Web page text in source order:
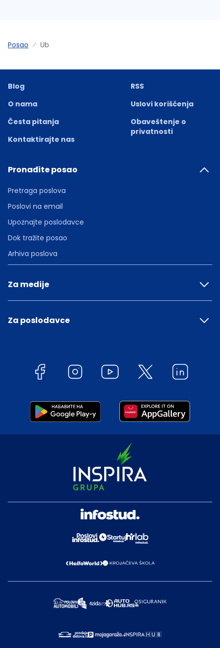
Posao Ub
Blog
O nama
Česta pitanja
Kontaktirajte nas
RSS
Uslovi korišćenja
Obaveštenje o
privatnosti
Pronađite posao
Pretraga poslova
Poslovi na email
Upoznajte poslodavce
Dok tražite posao
Arhiva poslova
Za medije
Za poslodavce